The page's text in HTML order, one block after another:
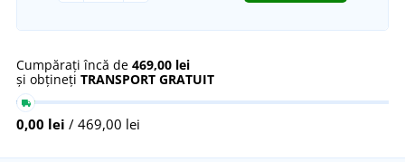
Cumpărați încă de 469,00 lei
și obțineți TRANSPORT GRATUIT
0,00 lei / 469,00 lei